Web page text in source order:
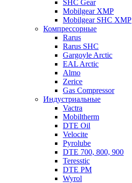
SHC Gear
Mobilgear XMP
Mobilgear SHC XMP
Компрессорные
Rarus
Rarus SHC
Gargoyle Arctic
EAL Arctic
Almo
Zerice
Gas Compressor
Индустриальные
Vactra
Mobiltherm
DTE Oil
Velocite
Pyrolube
DTE 700, 800, 900
Teresstic
DTE PM
Wyrol